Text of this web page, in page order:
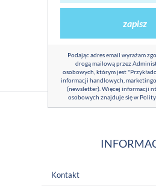
zapisz
Podając adres email wyrażam
drogą mailową przez
osobowych, którym jest
informacji handlowych,
(newsletter). Więcej informacji
osobowych znajduje się w
Kontakt